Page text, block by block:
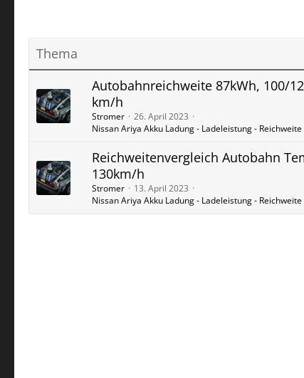
Thema
Autobahnreichweite 87kWh, 100/
km/h
Stromer
26. April 2023
Nissan Ariya Akku Ladung - Ladeleistung - Reichweite
Reichweitenvergleich Autobahn
130km/h
Stromer
13. April 2023
Nissan Ariya Akku Ladung - Ladeleistung - Reichweite